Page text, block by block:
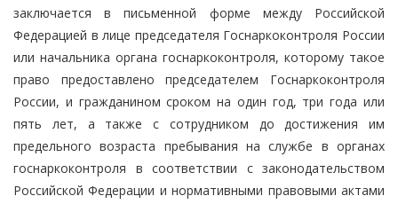
заключается в письменной форме между Российской
Федерацией в лице председателя Госнаркоконтроля России
или начальника органа госнаркоконтроля, которому такое
право предоставлено председателем Госнаркоконтроля
России, и гражданином сроком на один год, три года или
пять лет, а также с сотрудником до достижения им
предельного возраста пребывания на службе в органах
госнаркоконтроля в соответствии с законодательством
Российской Федерации и нормативными правовыми актами